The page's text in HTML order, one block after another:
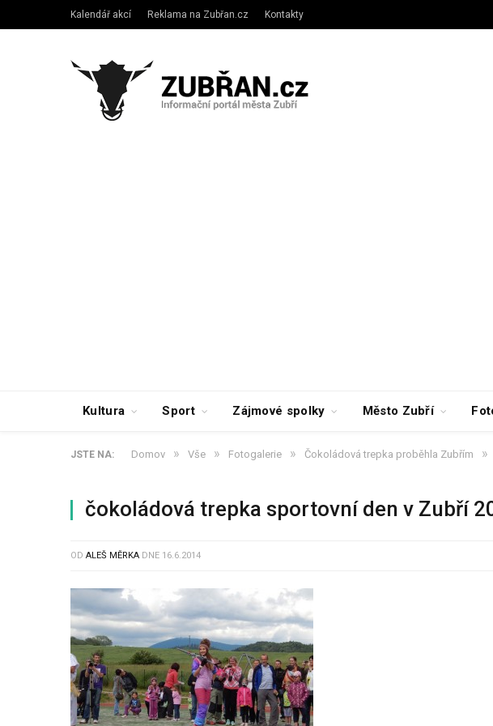
Kalendář akcí Reklama na Zubřan.cz Kontakty
Kultura Sport Zájmové spolky Město Zubří
JSTE NA: Domov » Vše » Fotogalerie » Čokoládová trepka proběhla Zubřím »
čokoládová trepka sportovní den v Zubří
OD ALEŠ MĚRKA DNE 16.6.2014